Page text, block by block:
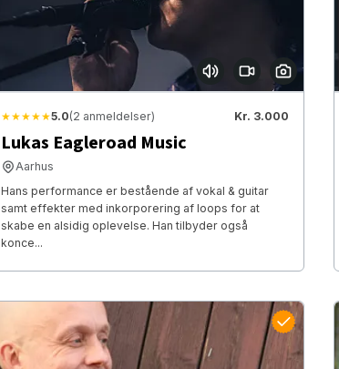
★★★★★5.0(2 anmeldelser) Kr. 3.000
Lukas Eagleroad Music
Aarhus
Hans performance er bestående af vokal & guitar
samt effekter med inkorporering af loops for at
skabe en alsidig oplevelse. Han tilbyder også
konce...